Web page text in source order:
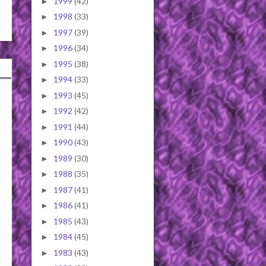
► 1998 (33)
► 1997(39)
► 1996(34)
► 1995 (38)
► 1994(33)
► 1993 (45)
► 1992 (42)
► 1991 (44)
► 1990(43)
► 1989 (30)
► 1988 (35)
► 1987(41)
► 1986(41)
► 1985 (43)
► 1984(45)
► 1983 (43)